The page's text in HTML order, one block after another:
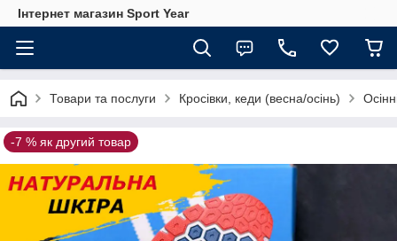
Інтернет магазин Sport Year
Товари та послуги Кросівки, кеди (весна/осінь)
-7 % як другий товар